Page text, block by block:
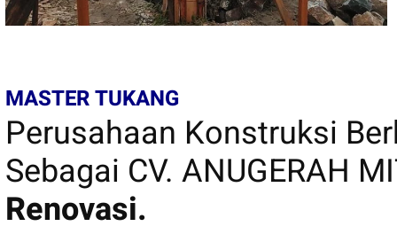
MASTER TUKANG
Perusahaan Konstruksi
Sebagai CV. ANUGERAH
Renovasi.